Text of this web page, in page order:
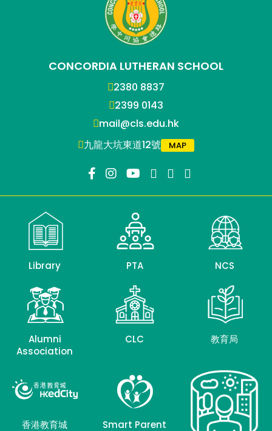
CONCORDIA LUTHERAN SCHOOL
2380 8837
2399 0143
mail@cls.edu.hk
九龍大坑東道12號
MAP
Library PTA NCS
Alumni
Association
CLC 教育局
香港教育城
Smart Parent